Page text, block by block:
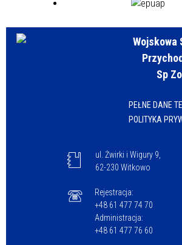
Wojskowa
Sp
PEŁNE DANE
POLITYKA
ul. Żwirki i Wigury 9,
62-230 Witkowo
Rejestracja:
+48 61 477 74 70
Administracja:
+48 61 477 76 60